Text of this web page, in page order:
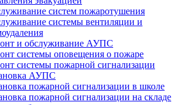
систем пожаротушения
системы вентиляции и
и обслуживание АУПС
системы оповещения о пожаре
системы пожарной сигнализации
АУПС
пожарной сигнализации в школе
пожарной сигнализации на складе